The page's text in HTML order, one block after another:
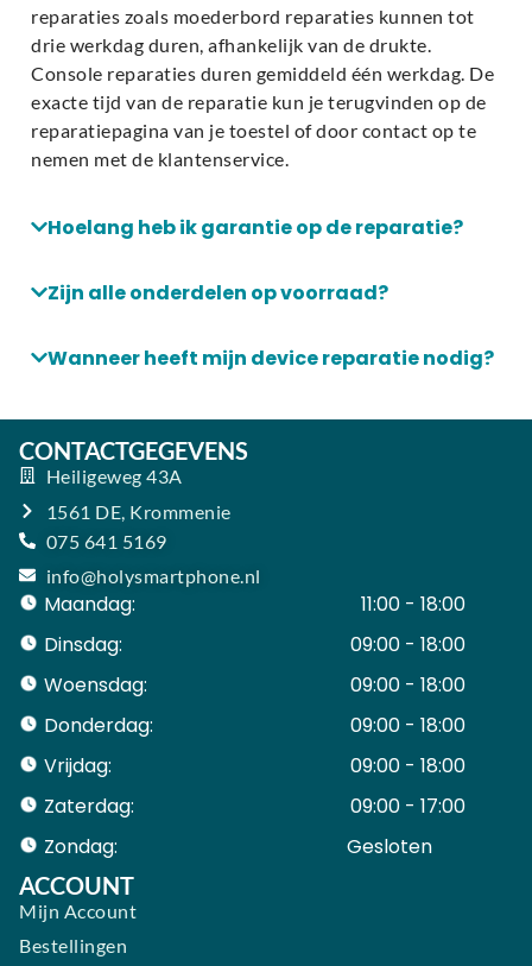
Profiteer van garantie op alle vervangen
onderdelen
Laat jouw tablet repareren door echte specialisten. Wij
zorgen dat je snel weer zorgeloos kunt werken, streamen
en surfen!
reparaties zoals moederbord reparaties kunnen tot
drie werkdag duren, afhankelijk van de drukte.
Console reparaties duren gemiddeld één werkdag. De
exacte tijd van de reparatie kun je terugvinden op de
reparatiepagina van je toestel of door contact op te
nemen met de klantenservice.
Hoelang heb ik garantie op de reparatie?
Zijn alle onderdelen op voorraad?
Wanneer heeft mijn device reparatie nodig?
CONTACTGEGEVENS
Heiligeweg 43A
1561 DE, Krommenie
075 641 5169
info@holysmartphone.nl
Maandag:
11:00 - 18:00
Dinsdag:
09:00 - 18:00
Woensdag:
09:00 - 18:00
Donderdag:
09:00 - 18:00
Vrijdag:
09:00 - 18:00
Zaterdag:
09:00 - 17:00
Zondag:
Gesloten ​ ​ ​ ​ ​ ​ ​
ACCOUNT
Mijn Account
Bestellingen